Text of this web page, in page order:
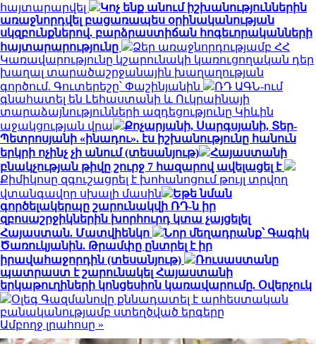
հայտարարվել
Կոչ ենք անում իշխանություններին
առաջնորդվել բացառապես օրինականության
սկզբունքներով. բարձրաստիճան հոգեւորականների
հայտարարությունը
Ձեր առաջնորդությամբ ՀՀ
Կառավարությունը կշարունակի կառուցողական դեր
խաղալ տարածաշրջանային խաղաղության
գործում. Գուտերեշը՝ Փաշինյանին
ՌԴ ԱԳՆ-ում
գնահատել են Լեհաստանի և Ուկրաինայի
տարաձայնությունների ազդեցությունը Կիևին
աջակցության վրա
Քոչարյանի, Սարգսյանի, Տեր-
Պետրոսյանի «ինադու». էս իշխանությունը հանուն
երկրի ոչինչ չի անում (տեսանյութ)
Հայաստանի
բնակչության թիվը շուրջ 7 հազարով ավելացել է
Քիմիկոսը զգուշացրել է խոհանոցում թույլ տրվող
վտանգավոր սխալի մասին
Եթե նման
գործելակերպը շարունակվի ՌԴ-ն իր
զբոսաշրջիկներին խորհուրդ կտա չայցելել
Հայաստան. Մատվիենկո
Նոր մեղադրանք՝ Գագիկ
Ծառուկյանին. Թրամփը ընտրել է իր
իրավահաջորդին (տեսանյութ)
Ռուսաստանը
պատրաստ է շարունակել Հայաստանի
երկաթուղիների կոնցեսիոն կառավարումը. Օվերչուկ
Օլեգ Գազմանովը քննադատել է արհեստական
բանականությամբ ստեղծված երգերը
Ամբողջ լրահոսը »